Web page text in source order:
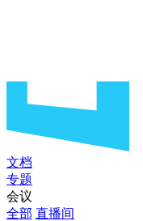
文档
专题
会议
全部 直播间